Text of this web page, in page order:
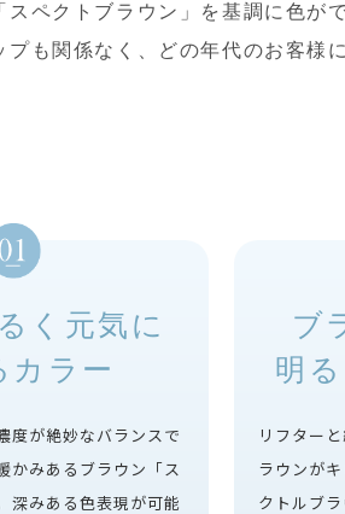
スペクトブラウン」を基調に色が
プも関係なく、どの年代のお客様
く元気に
カラー
度が絶妙なバランスで
かみあるブラウン「ス
深みある色表現が可能
ブ
明
リフター
ラウンが
クトルブ